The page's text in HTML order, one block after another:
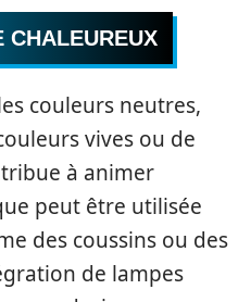
CHALEUREUX
couleurs neutres,
vives ou de
à animer
peut être utilisée
des coussins ou des
de lampes